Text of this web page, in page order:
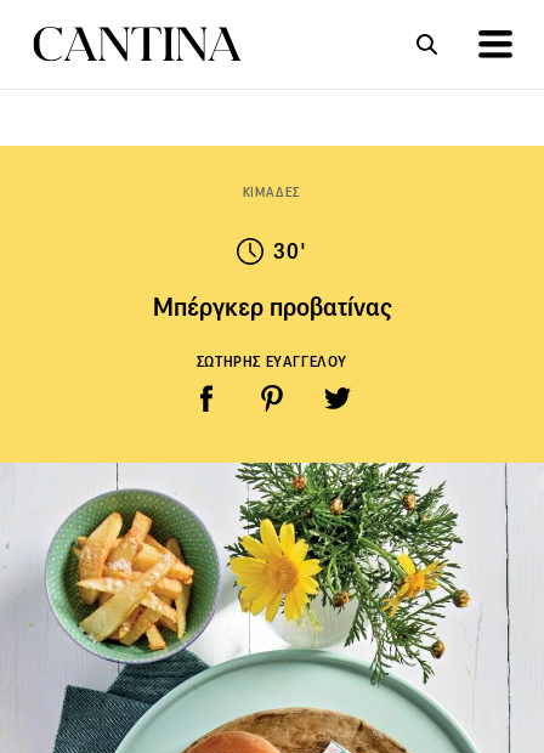
ΚΙΜΑΔΕΣ
30'
Μπέργκερ προβατίνας
ΣΩΤΗΡΗΣ ΕΥΑΓΓΕΛΟΥ